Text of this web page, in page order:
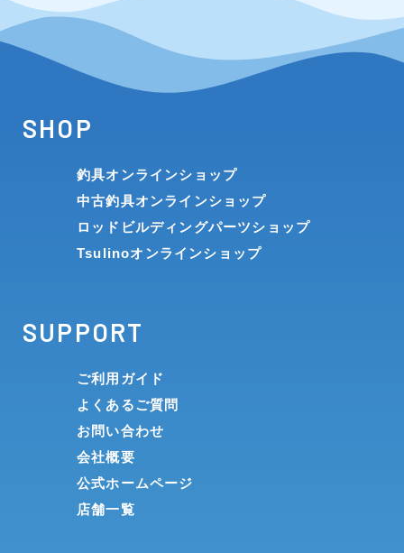
SHOP
釣具オンラインショップ
中古釣具オンラインショップ
ロッドビルディングパーツショップ
Tsulinoオンラインショップ
SUPPORT
ご利用ガイド
よくあるご質問
お問い合わせ
会社概要
公式ホームページ
店舗一覧